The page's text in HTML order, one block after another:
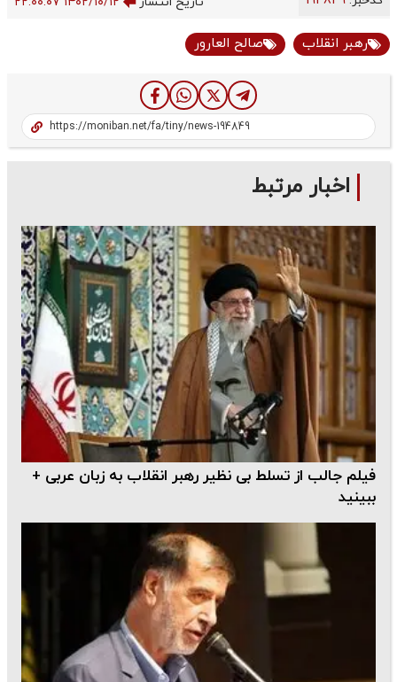
رهبر انقلاب صالح العارور
اخبار مرتبط
فیلم جالب از تسلط بی نظیر رهبر انقلاب به زبان عربی +
ببینید